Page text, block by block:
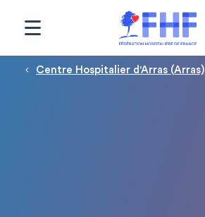
Fil d'Ariane
Centre Hospitalier d'Arras (Arras)
Panneau de gestion des cookies